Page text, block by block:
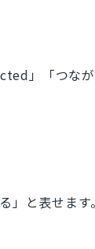
」「つな
と表せます。